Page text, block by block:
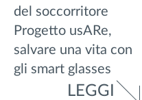
del soccorritore
Progetto usARe,
salvare una vita con
gli smart glasses
LEGGI